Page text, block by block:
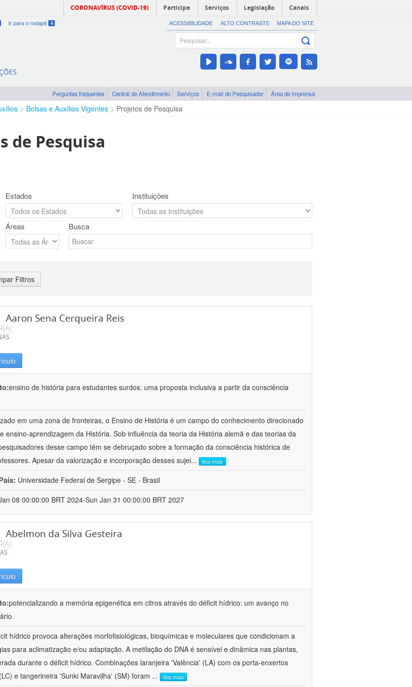
CORONAVÍRUS (COVID-19) Participe Serviços Legislação Canais
Ir para o rodapé 4 ACESSIBILIDADE ALTO CONTRASTE MAPA DO SITE
Perguntas frequentes Central de Atendimento Serviços E-mail do Pesquisador Área de imprensa
Bolsas e Auxílios Vigentes Projetos de Pesquisa
de Pesquisa
Estados Instituições
Áreas Busca
Filtros
Aaron Sena Cerqueira Reis
ensino de história para estudantes surdos: uma proposta inclusiva a partir da consciência
em uma zona de fronteiras, o Ensino de História é um campo do conhecimento direcionado
ensino-aprendizagem da História. Sob influência da teoria da História alemã e das teorias da
desse campo têm se debruçado sobre a formação da consciência histórica de
Apesar da valorização e incorporação desses sujei... leia mais
Universidade Federal de Sergipe - SE - Brasil
08 00:00:00 BRT 2024-Sun Jan 31 00:00:00 BRT 2027
Abelmon da Silva Gesteira
potencializando a memória epigenética em citros através do déficit hídrico: um avanço no
hídrico provoca alterações morfofisiológicas, bioquímicas e moleculares que condicionam a
para aclimatização e/ou adaptação. A metilação do DNA é sensível e dinâmica nas plantas,
durante o déficit hídrico. Combinações laranjeira 'Valência' (LA) com os porta-enxertos
e tangerineira 'Sunki Maravilha' (SM) foram ... leia mais